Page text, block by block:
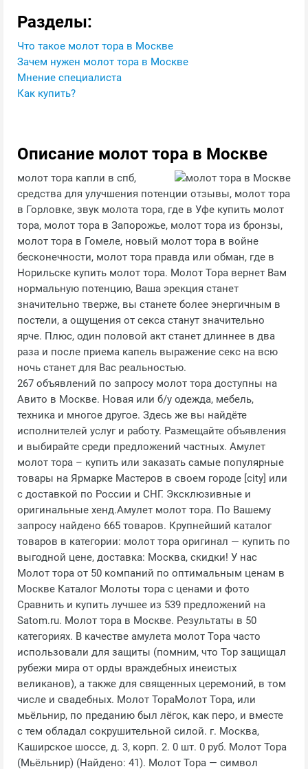
Разделы:
Что такое молот тора в Москве
Зачем нужен молот тора в Москве
Мнение специалиста
Как купить?
Описание молот тора в Москве
молот тора капли в спб,
средства для улучшения потенции отзывы, молот тора
в Горловке, звук молота тора, где в Уфе купить молот
тора, молот тора в Запорожье, молот тора из бронзы,
молот тора в Гомеле, новый молот тора в войне
бесконечности, молот тора правда или обман, где в
Норильске купить молот тора. Молот Тора вернет Вам
нормальную потенцию, Ваша эрекция станет
значительно тверже, вы станете более энергичным в
постели, а ощущения от секса станут значительно
ярче. Плюс, один половой акт станет длиннее в два
раза и после приема капель выражение секс на всю
ночь станет для Вас реальностью.
267 объявлений по запросу молот тора доступны на
Авито в Москве. Новая или б/у одежда, мебель,
техника и многое другое. Здесь же вы найдёте
исполнителей услуг и работу. Размещайте объявления
и выбирайте среди предложений частных. Амулет
молот тора – купить или заказать самые популярные
товары на Ярмарке Мастеров в своем городе [city] или
с доставкой по России и СНГ. Эксклюзивные и
оригинальные хенд.Амулет молот тора. По Вашему
запросу найдено 665 товаров. Крупнейший каталог
товаров в категории: молот тора оригинал — купить по
выгодной цене, доставка: Москва, скидки! У нас
Молот тора от 50 компаний по оптимальным ценам в
Москве Каталог Молоты тора с ценами и фото
Сравнить и купить лучшее из 539 предложений на
Satom.ru. Молот тора в Москве. Результаты в 50
категориях. В качестве амулета молот Тора часто
использовали для защиты (помним, что Тор защищал
рубежи мира от орды враждебных инеистых
великанов), а также для священных церемоний, в том
числе и свадебных. Молот ТораМолот Тора, или
мьёльнир, по преданию был лёгок, как перо, и вместе
с тем обладал сокрушительной силой. г. Москва,
Каширское шоссе, д. 3, корп. 2. 0 шт. 0 руб. Молот Тора
(Мьёльнир) (Найдено: 41). Молот Тора — символ